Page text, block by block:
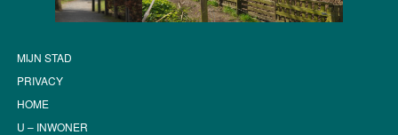
MIJN STAD
PRIVACY
HOME
U – INWONER